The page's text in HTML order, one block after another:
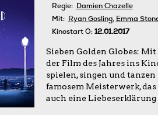
Regie:Damien Chazelle
Mit: Ryan Gosling,Emma
Kinostart Ö: 12.01.2017
Sieben Golden Globes:
der Film des Jahres ins
spielen, singen und
famosem Meisterwerk,
auch eine Liebeserklärung